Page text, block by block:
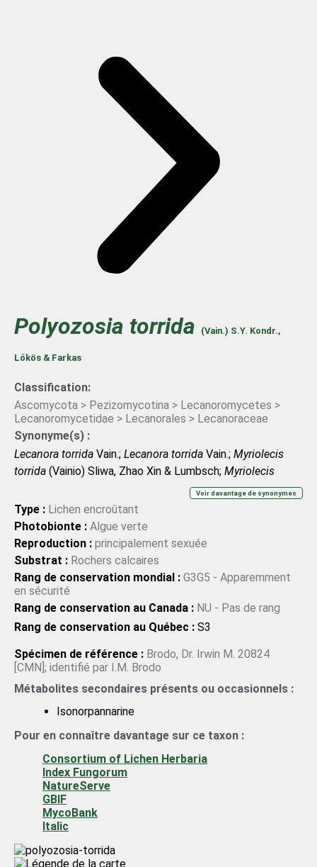
Polyozosia torrida (Vain.) S.Y. Kondr.,
Lőkös & Farkas
Classification:
Ascomycota > Pezizomycotina > Lecanoromycetes >
Lecanoromycetidae > Lecanorales > Lecanoraceae
Synonyme(s) :
Lecanora torrida Vain.; Lecanora torrida Vain.; Myriolecis
torrida (Vainio) Sliwa, Zhao Xin & Lumbsch; Myriolecis
(Vainio) Sliwa, Zhao Xin & LumbschVoir davantage de synonymes
Type : Lichen encroûtant
Photobionte : Algue verte
Reproduction : principalement sexuée
Substrat : Rochers calcaires
Rang de conservation mondial : G3G5 - Apparemment
en sécurité
Rang de conservation au Canada : NU - Pas de rang
Rang de conservation au Québec : S3
Spécimen de référence : Brodo, Dr. Irwin M. 20824
[CMN]; identifié par I.M. Brodo
Métabolites secondaires présents ou occasionnels :
Isonorpannarine
Pour en connaître davantage sur ce taxon :
Consortium of Lichen Herbaria
Index Fungorum
NatureServe
GBIF
MycoBank
Italic